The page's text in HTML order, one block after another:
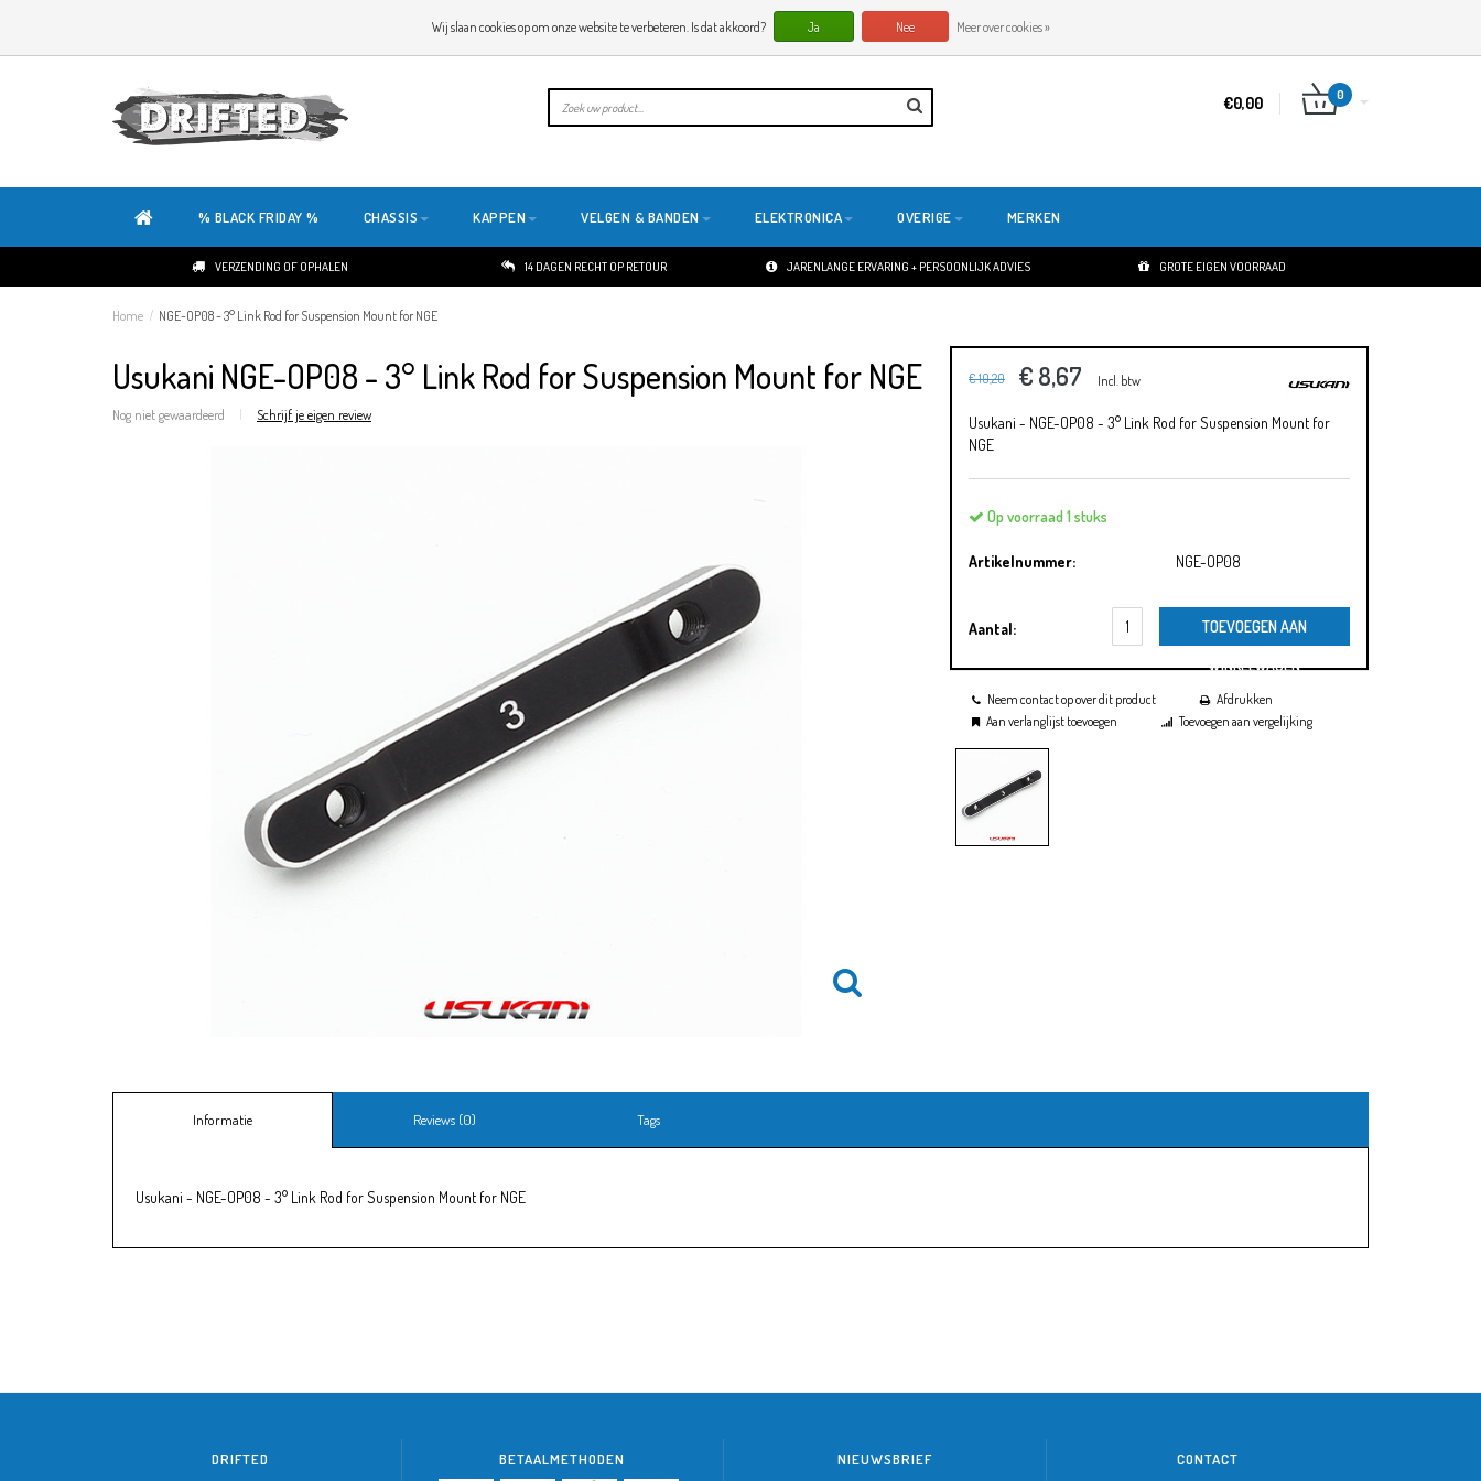
ONZE SITE IS HELEMAAL NIEUW. HEB JE TIPS OF FEEDBACK, KLIK HIER
€0,00 0
% BLACK FRIDAY % CHASSIS KAPPEN VELGEN & BANDEN ELEKTRONICA OVERIGE MERKEN
VERZENDING OF OPHALEN 14 DAGEN RECHT OP RETOUR JARENLANGE ERVARING + PERSOONLIJK ADVIES GROTE EIGEN VOORRAAD
Home / NGE-OP08 - 3° Link Rod for Suspension Mount for NGE
Usukani NGE-OP08 - 3° Link Rod for Suspension Mount for NGE
Nog niet gewaardeerd | Schrijf je eigen review
€ 10,20 € 8,67 Incl. btw
Usukani - NGE-OP08 - 3° Link Rod for Suspension Mount for
NGE
Op voorraad 1 stuks
Artikelnummer: NGE-OP08
Aantal: TOEVOEGEN AAN
WINKELWAGEN
Neem contact op over dit product
Afdrukken
Aan verlanglijst toevoegen
Toevoegen aan vergelijking
Informatie Reviews (0) Tags
Usukani - NGE-OP08 - 3° Link Rod for Suspension Mount for NGE
DRIFTED BETAALMETHODEN NIEUWSBRIEF CONTACT
Wij slaan cookies op om onze website te verbeteren. Is dat akkoord? Ja Nee Meer over cookies »